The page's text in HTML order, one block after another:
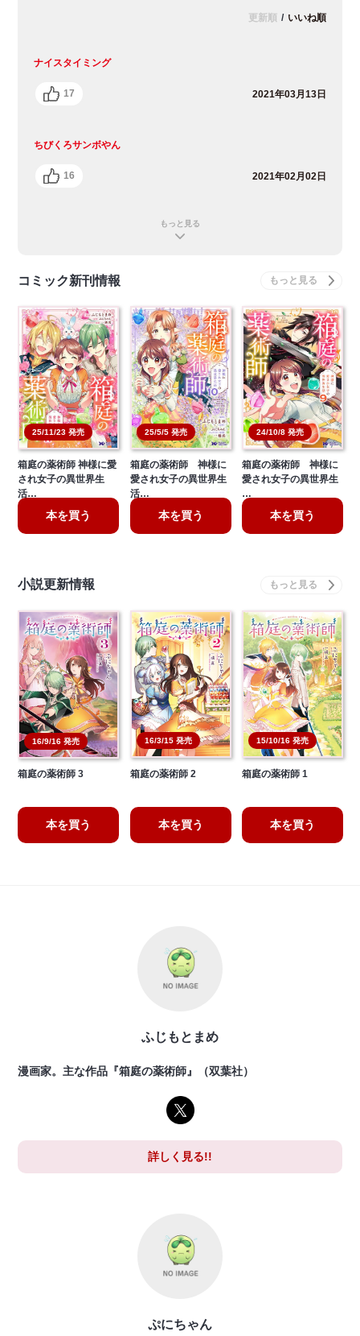
更新順 / いいね順
ナイスタイミング
17 2021年03月13日
ちびくろサンボやん
16 2021年02月02日
もっと見る
コミック新刊情報
25/11/23 発売
箱庭の薬術師 神様に愛
され女子の異世界生
活…
本を買う
25/5/5 発売
箱庭の薬術師 神様に
愛され女子の異世界生
活…
本を買う
24/10/8 発売
箱庭の薬術師 神様に
愛され女子の異世界生
…
本を買う
小説更新情報
16/9/16 発売
箱庭の薬術師 3
本を買う
16/3/15 発売
箱庭の薬術師 2
本を買う
15/10/16 発売
箱庭の薬術師 1
本を買う
ふじもとまめ
漫画家。主な作品『箱庭の薬術師』（双葉社）
詳しく見る!!
ぷにちゃん